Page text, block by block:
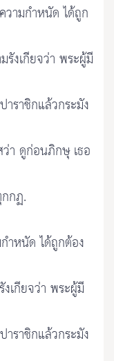
ามกำหนัด ได้ถูก
รังเกียจว่า พระผู้มี
ราชิกแล้วกระมัง
า ดูก่อนภิกษุ เธอ
กฏ.
ำหนัด ได้ถูกต้อง
เกียจว่า พระผู้มี
ราชิกแล้วกระมัง